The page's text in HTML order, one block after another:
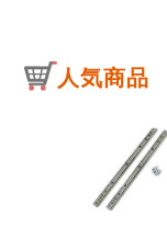
人気商品